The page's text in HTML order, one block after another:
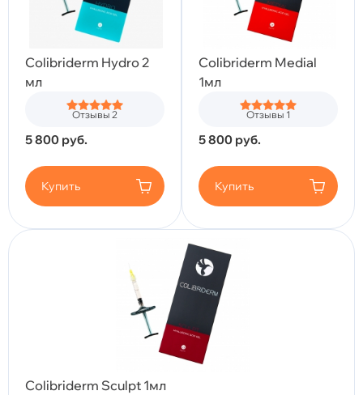
Colibriderm Hydro 2
мл
Отзывы 2
5 800 руб.
Купить
Colibriderm Medial
1мл
Отзывы 1
5 800 руб.
Купить
Colibriderm Sculpt 1мл